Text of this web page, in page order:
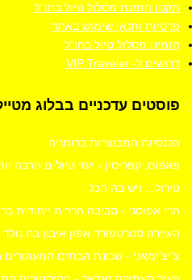
תקנון הזמנת מסלול טיול בחו"ל
פרטיות ותנאי שימוש באתר
הזמינו מסלול טיול בחו"ל
דרושים ל- VIP Traveler
פוסטים עדכניים בבלוג
הכנסיות המבוצרות ברומניה
פאפוס, קפריסין - יעד טיולים הרבה
טירול... ויש בה הכל
הרי אפוסני - סביבה הררית ייחודית
העיירה סטרטפורד אפון איבון בה נולד
צ'יצ'ימאני - שכונת הבתים המעוטרים